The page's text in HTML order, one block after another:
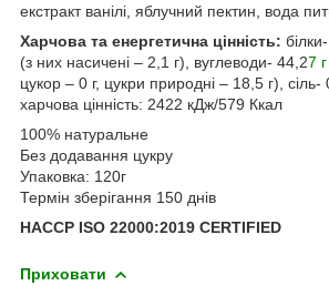
екстракт ванілі, яблучний пектин, вода
Харчова та енергетична цінність:
(з них насичені – 2,1 г), вуглеводи- 44,27
цукор – 0 г, цукри природні – 18,5 г),
харчова цінність: 2422 кДж/579 Ккал
100% натуральне
Без додавання цукру
Упаковка: 120г
Термін зберігання 150 днів
НАССР ISO 22000:2019 CERTIFIED
Приховати